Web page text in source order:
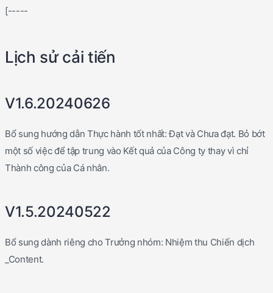
[-----
Lịch sử cải tiến
V1.6.20240626
Bổ sung hướng dẫn Thực hành tốt nhất: Đạt và Chưa đạt. Bỏ bớt
một số việc để tập trung vào Kết quả của Công ty thay vì chỉ
Thành công của Cá nhân.
V1.5.20240522
Bổ sung dành riêng cho Trưởng nhóm: Nhiệm thu Chiến dịch
_Content.